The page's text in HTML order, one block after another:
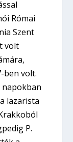
Római
Szent
volt
ben volt.
napokban
lazarista
P.